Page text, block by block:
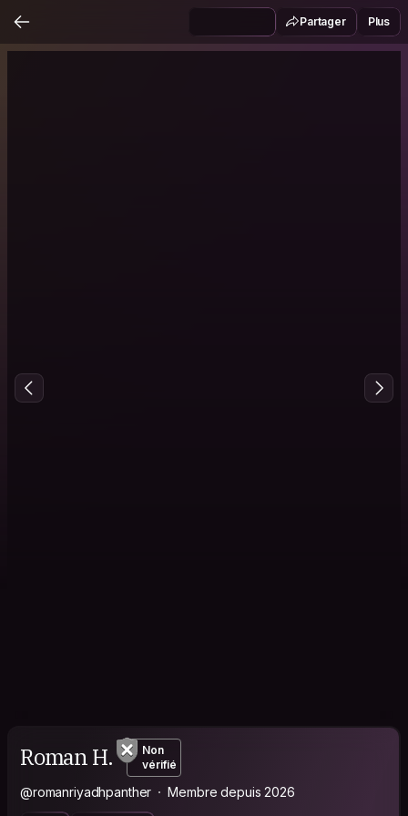
Partager Plus
Roman H.
Non
vérifié
@romanriyadhpanther Membre depuis 2026